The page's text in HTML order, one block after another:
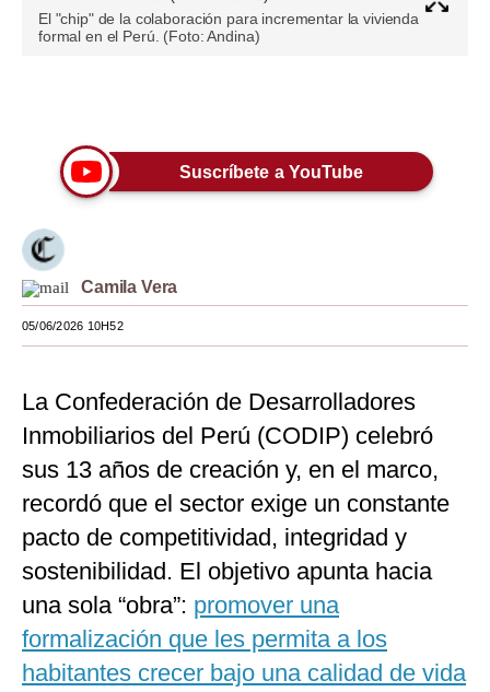
Pregunta de hoy
Lujo
Viajes
Moda
Estilos
Mundo
México
Internacional
Tecnología
Club del Suscriptor
Mix
G de Gestión
El "chip" de la colaboración para incrementar la vivienda
formal en el Perú. (Foto: Andina)
Suscríbete a YouTube
Camila Vera
05/06/2026 10H52
La Confederación de Desarrolladores
Inmobiliarios del Perú (CODIP) celebró
sus 13 años de creación y, en el marco,
recordó que el sector exige un constante
pacto de competitividad, integridad y
sostenibilidad. El objetivo apunta hacia
una sola “obra”: promover una
formalización que les permita a los
habitantes crecer bajo una calidad de vida